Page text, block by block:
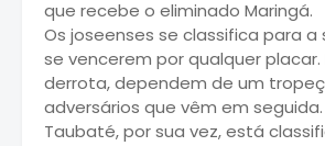
que recebe o eliminado Maringá.
Os joseenses se classifica para
se vencerem por qualquer placar.
derrota, dependem de um
adversários que vêm em seguida.
Taubaté, por sua vez, está